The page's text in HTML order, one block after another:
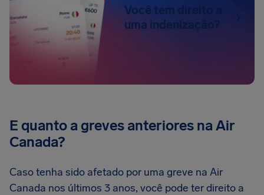
Você tem direito a
uma indenização?
E quanto a greves anteriores na Air
Canada?
Caso tenha sido afetado por uma greve na Air
Canada nos últimos 3 anos, você pode ter direito a